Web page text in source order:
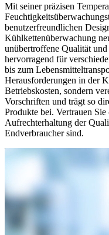
Mit seiner präzisen
benutzerfreundlichen
Kühlkettenüberwachung
unübertroffene Qualität
hervorragend für
bis zum
Herausforderungen in der
Betriebskosten, sondern
Vorschriften und trägt so
Produkte bei. Vertrauen
Aufrechterhaltung der
Endverbraucher sind.